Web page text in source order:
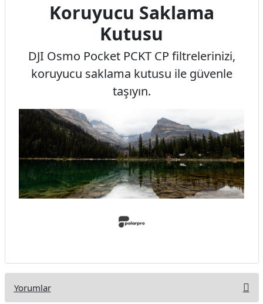
Koruyucu Saklama
Kutusu
DJI Osmo Pocket PCKT CP filtrelerinizi,
koruyucu saklama kutusu ile güvenle
taşıyın.
Yorumlar